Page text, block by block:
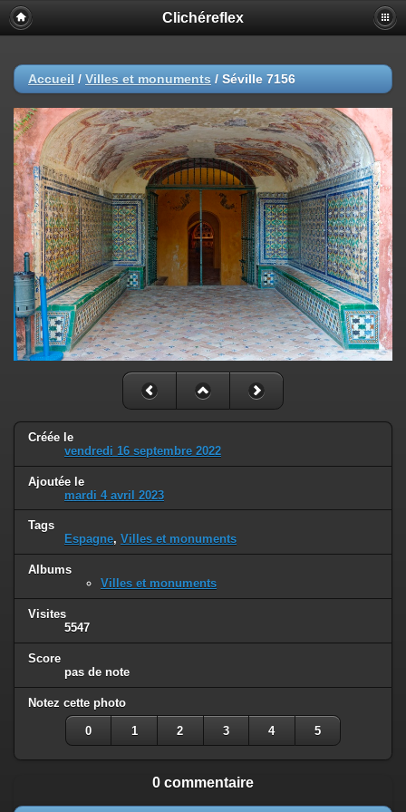
Clichéreflex
Accueil / Villes et monuments / Séville 7156
Créée le
vendredi 16 septembre 2022
Ajoutée le
mardi 4 avril 2023
Tags
Espagne, Villes et monuments
Albums
Villes et monuments
Visites
5547
Score
pas de note
Notez cette photo
0 1 2 3 4 5
0 commentaire